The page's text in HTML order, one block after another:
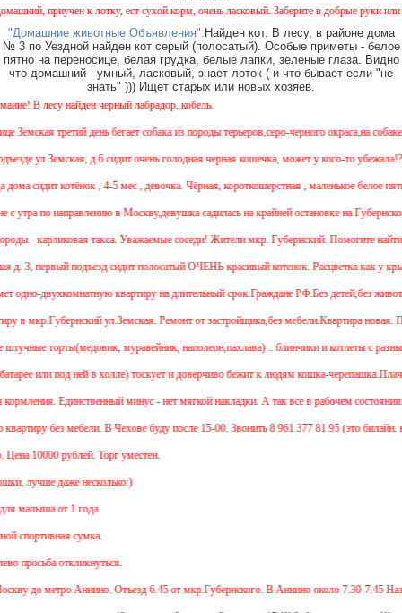
приучен к лотку, ест сухой корм, очень ласковый. Заберите в добрые руки или
"Домашние животные Объявления": Найден кот. В лесу, в районе дома
№ 3 по Уездной найден кот серый (полосатый). Особые приметы - белое
пятно на переносице, белая грудка, белые лапки, зеленые глаза. Видно
что домашний - умный, ласковый, знает лоток ( и что бывает если "не
знать" ))) Ищет старых или новых хозяев.
В лесу найден черный лабрадор. кобель.
третий день бегает собака из породы терьеров,серо-черного окраса,на
ул.Земская, д.6 сидит очень голодная черная кошечка, может у кого-то
сидит котёнок , 4-5 мес , девочка. Чёрная, короткошерстная , маленькое белое
по направлению в Москву,девушка садилась на крайней остановке на
- карликовая такса. Уважаемые соседи! Жители мкр. Губернский. Помогите найти
д. 3, первый подъезд сидит полосатый ОЧЕНЬ красивый котенок. Расцветка
двухкомнатную квартиру на длительный срок.Граждане РФ.Без детей,без
в мкр.Губернский ул.Земская. Ремонт от застройщика,без мебели.Квартира новая.
торты(медовик, муравейник, наполеон,пахлава) .. блинчики и котлеты с
или под ней в холле) тоскует и доверчиво бежит к людям кошка-
Единственный минус - нет мягкой накладки. А так все в рабочем состоянии.
без мебели. В Чехове буду после 15-00. Звонить 8 961 377 81 95 (это билайн.
10000 рублей. Торг уместен.
лучше даже несколько:)
малыша от 1 года.
спортивная сумка.
просьба откликнуться.
до метро Аннино. Отъезд 6.45 от мкр.Губернского. В Аннино около 7.30-7.45